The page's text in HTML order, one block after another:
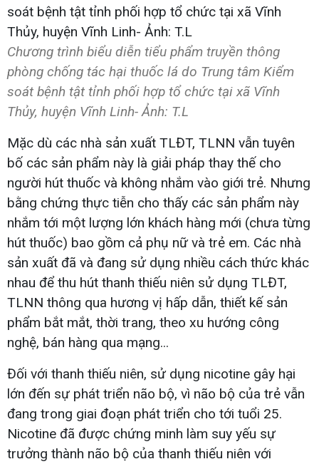
Chương trình biểu diễn tiểu phẩm truyền thông
phòng chống tác hại thuốc lá do Trung tâm Kiểm
soát bệnh tật tỉnh phối hợp tổ chức tại xã Vĩnh
Thủy, huyện Vĩnh Linh- Ảnh: T.L
Mặc dù các nhà sản xuất TLĐT, TLNN vẫn tuyên
bố các sản phẩm này là giải pháp thay thế cho
người hút thuốc và không nhắm vào giới trẻ. Nhưng
bằng chứng thực tiễn cho thấy các sản phẩm này
nhắm tới một lượng lớn khách hàng mới (chưa từng
hút thuốc) bao gồm cả phụ nữ và trẻ em. Các nhà
sản xuất đã và đang sử dụng nhiều cách thức khác
nhau để thu hút thanh thiếu niên sử dụng TLĐT,
TLNN thông qua hương vị hấp dẫn, thiết kế sản
phẩm bắt mắt, thời trang, theo xu hướng công
nghệ, bán hàng qua mạng...
Đối với thanh thiếu niên, sử dụng nicotine gây hại
lớn đến sự phát triển não bộ, vì não bộ của trẻ vẫn
đang trong giai đoạn phát triển cho tới tuổi 25.
Nicotine đã được chứng minh làm suy yếu sự
trưởng thành não bộ của thanh thiếu niên với